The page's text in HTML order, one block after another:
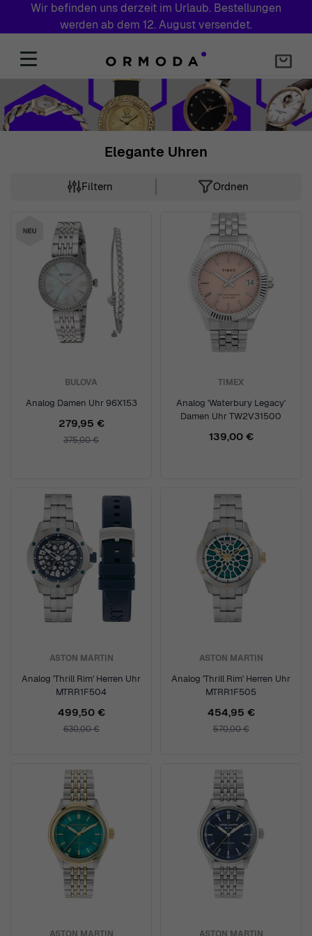
Wir befinden uns derzeit im Urlaub. Bestellungen
werden ab dem 12. August versendet.
Elegante Uhren
Skip to product list
Filtern Ordnen
BULOVA
Analog Damen Uhr 96X153
279,95 €
375,00 €
TIMEX
Analog 'Waterbury Legacy'
Damen Uhr TW2V31500
139,00 €
ASTON MARTIN
Analog 'Thrill Rim' Herren Uhr
MTRR1F504
499,50 €
630,00 €
ASTON MARTIN
Analog 'Thrill Rim' Herren Uhr
MTRR1F505
454,95 €
570,00 €
ASTON MARTIN ASTON MARTIN